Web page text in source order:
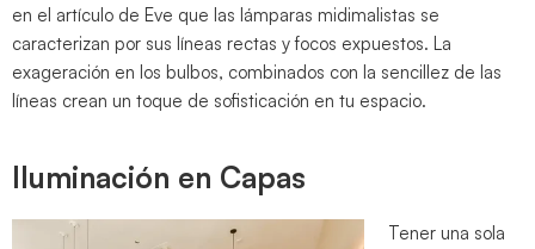
en el artículo de Eve que las lámparas midimalistas se
caracterizan por sus líneas rectas y focos expuestos. La
exageración en los bulbos, combinados con la sencillez de las
líneas crean un toque de sofisticación en tu espacio.
Iluminación en Capas
Tener una sola